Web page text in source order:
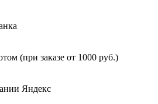
(при заказе от 1000 руб.)
Яндекс